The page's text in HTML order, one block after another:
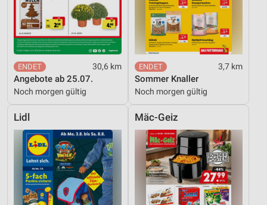
30,6 km
Angebote ab 25.07.
Noch morgen gültig
3,7 km
Sommer Knaller
Noch morgen gültig
Lidl Mäc-Geiz